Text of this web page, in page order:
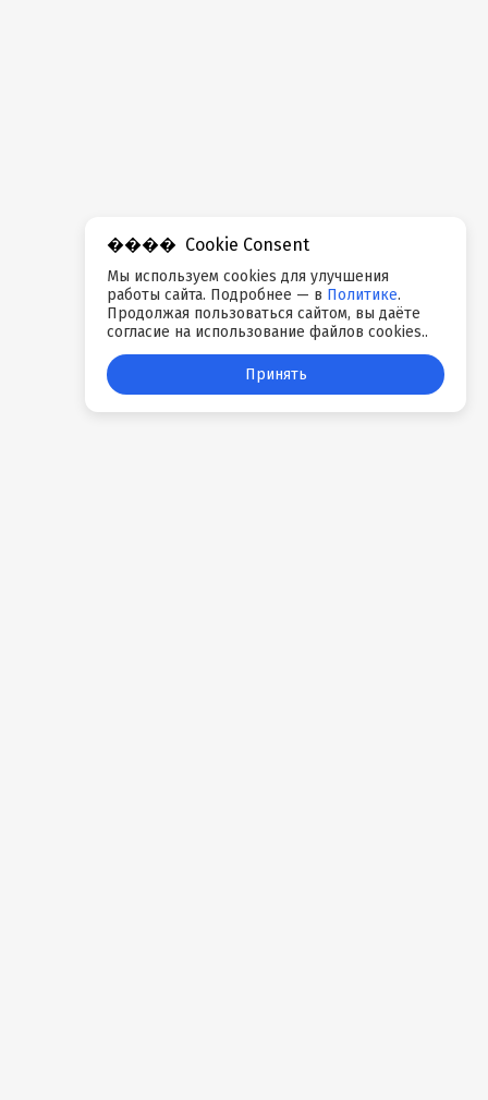
Cookie Consent
Мы используем cookies для улучшения
работы сайта. Подробнее — в Политике.
Продолжая пользоваться сайтом, вы даёте
согласие на использование файлов cookies..
Принять